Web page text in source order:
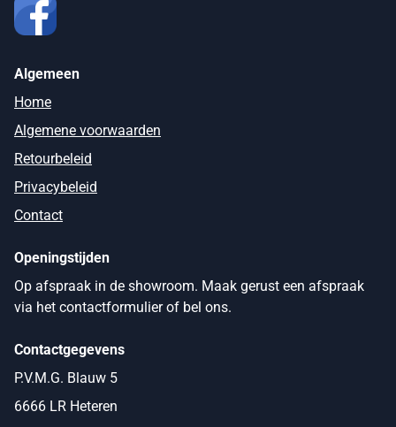
Algemeen
Home
Algemene voorwaarden
Retourbeleid
Privacybeleid
Contact
Openingstijden
Op afspraak in de showroom. Maak gerust een afspraak
via het contactformulier of bel ons.
Contactgegevens
P.V.M.G. Blauw 5
6666 LR Heteren